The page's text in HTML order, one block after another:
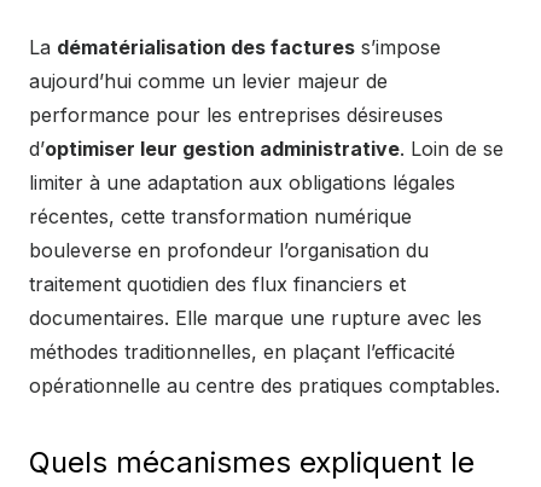
La dématérialisation des factures s’impose
aujourd’hui comme un levier majeur de
performance pour les entreprises désireuses
d’optimiser leur gestion administrative. Loin de se
limiter à une adaptation aux obligations légales
récentes, cette transformation numérique
bouleverse en profondeur l’organisation du
traitement quotidien des flux financiers et
documentaires. Elle marque une rupture avec les
méthodes traditionnelles, en plaçant l’efficacité
opérationnelle au centre des pratiques comptables.
Quels mécanismes expliquent le